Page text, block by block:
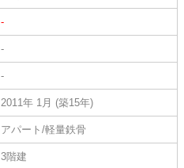
-
-
-
2011年 1月 (築15年)
アパート/軽量鉄骨
3階建